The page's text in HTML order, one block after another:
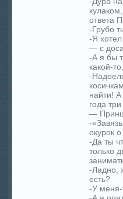
ответа
-Грубо
-Я
— с
-А я бы
какой-
-
найти!
года
— Принц
-
окурок
-Да ты
только
-Ладно,
есть?
-У меня-